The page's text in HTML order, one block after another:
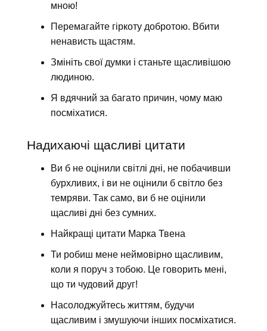
мною!
Перемагайте гіркоту добротою. Вбити
ненависть щастям.
Змініть свої думки і станьте щасливішою
людиною.
Я вдячний за багато причин, чому маю
посміхатися.
Надихаючі щасливі цитати
Ви б не оцінили світлі дні, не побачивши
бурхливих, і ви не оцінили б світло без
темряви. Так само, ви б не оцінили
щасливі дні без сумних.
Найкращі цитати Марка Твена
Ти робиш мене неймовірно щасливим,
коли я поруч з тобою. Це говорить мені,
що ти чудовий друг!
Насолоджуйтесь життям, будучи
щасливим і змушуючи інших посміхатися.